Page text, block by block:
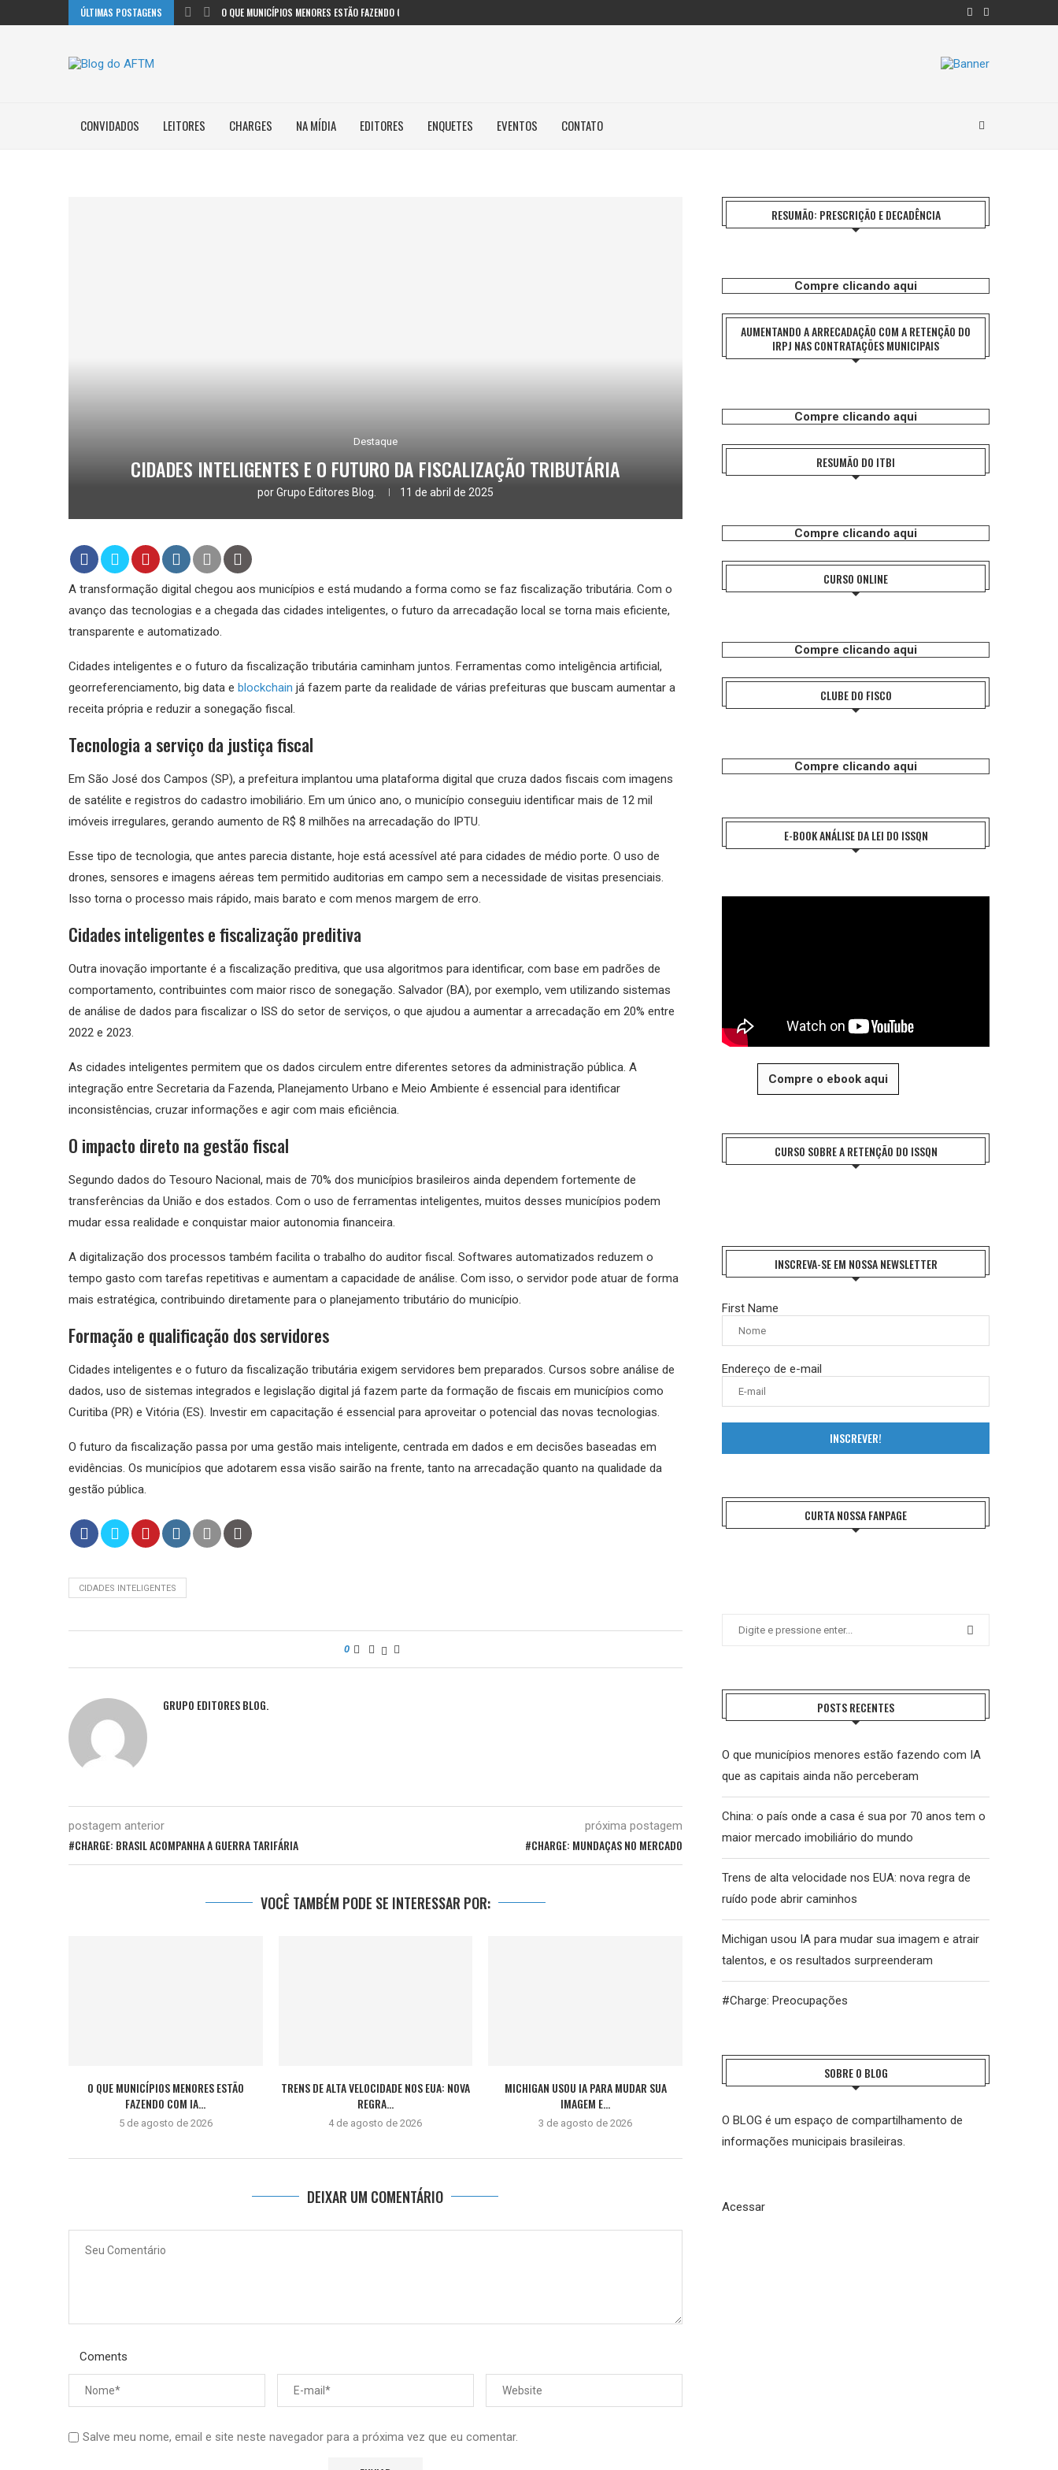
ÚLTIMAS POSTAGENS O QUE MUNICÍPIOS MENORES ESTÃO FAZENDO COM IA...
CONVIDADOS LEITORES CHARGES NA MÍDIA EDITORES ENQUETES EVENTOS CONTATO
Destaque
CIDADES INTELIGENTES E O FUTURO DA FISCALIZAÇÃO TRIBUTÁRIA
porGrupo Editores Blog. 11 de abril de 2025
A transformação digital chegou aos municípios e está mudando a forma como se faz fiscalização tributária. Com o
avanço das tecnologias e a chegada das cidades inteligentes, o futuro da arrecadação local se torna mais eficiente,
transparente e automatizado.
Cidades inteligentes e o futuro da fiscalização tributária caminham juntos. Ferramentas como inteligência artificial,
georreferenciamento, big data e blockchain já fazem parte da realidade de várias prefeituras que buscam aumentar a
receita própria e reduzir a sonegação fiscal.
Tecnologia a serviço da justiça fiscal
Em São José dos Campos (SP), a prefeitura implantou uma plataforma digital que cruza dados fiscais com imagens
de satélite e registros do cadastro imobiliário. Em um único ano, o município conseguiu identificar mais de 12 mil
imóveis irregulares, gerando aumento de R$ 8 milhões na arrecadação do IPTU.
Esse tipo de tecnologia, que antes parecia distante, hoje está acessível até para cidades de médio porte. O uso de
drones, sensores e imagens aéreas tem permitido auditorias em campo sem a necessidade de visitas presenciais.
Isso torna o processo mais rápido, mais barato e com menos margem de erro.
Cidades inteligentes e fiscalização preditiva
Outra inovação importante é a fiscalização preditiva, que usa algoritmos para identificar, com base em padrões de
comportamento, contribuintes com maior risco de sonegação. Salvador (BA), por exemplo, vem utilizando sistemas
de análise de dados para fiscalizar o ISS do setor de serviços, o que ajudou a aumentar a arrecadação em 20% entre
2022 e 2023.
As cidades inteligentes permitem que os dados circulem entre diferentes setores da administração pública. A
integração entre Secretaria da Fazenda, Planejamento Urbano e Meio Ambiente é essencial para identificar
inconsistências, cruzar informações e agir com mais eficiência.
O impacto direto na gestão fiscal
Segundo dados do Tesouro Nacional, mais de 70% dos municípios brasileiros ainda dependem fortemente de
transferências da União e dos estados. Com o uso de ferramentas inteligentes, muitos desses municípios podem
mudar essa realidade e conquistar maior autonomia financeira.
A digitalização dos processos também facilita o trabalho do auditor fiscal. Softwares automatizados reduzem o
tempo gasto com tarefas repetitivas e aumentam a capacidade de análise. Com isso, o servidor pode atuar de forma
mais estratégica, contribuindo diretamente para o planejamento tributário do município.
Formação e qualificação dos servidores
Cidades inteligentes e o futuro da fiscalização tributária exigem servidores bem preparados. Cursos sobre análise de
dados, uso de sistemas integrados e legislação digital já fazem parte da formação de fiscais em municípios como
Curitiba (PR) e Vitória (ES). Investir em capacitação é essencial para aproveitar o potencial das novas tecnologias.
O futuro da fiscalização passa por uma gestão mais inteligente, centrada em dados e em decisões baseadas em
evidências. Os municípios que adotarem essa visão sairão na frente, tanto na arrecadação quanto na qualidade da
gestão pública.
CIDADES INTELIGENTES
0
GRUPO EDITORES BLOG.
postagem anterior
#CHARGE: BRASIL ACOMPANHA A GUERRA TARIFÁRIA
próxima postagem
#CHARGE: MUNDAÇAS NO MERCADO
VOCÊ TAMBÉM PODE SE INTERESSAR POR:
O QUE MUNICÍPIOS MENORES ESTÃO
FAZENDO COM IA...
5 de agosto de 2026
TRENS DE ALTA VELOCIDADE NOS EUA: NOVA
REGRA...
4 de agosto de 2026
MICHIGAN USOU IA PARA MUDAR SUA
IMAGEM E...
3 de agosto de 2026
DEIXAR UM COMENTÁRIO
Coments
Salve meu nome, email e site neste navegador para a próxima vez que eu comentar.
RESUMÃO: PRESCRIÇÃO E DECADÊNCIA
Compre clicando aqui
AUMENTANDO A ARRECADAÇÃO COM A RETENÇÃO DO
IRPJ NAS CONTRATAÇÕES MUNICIPAIS
Compre clicando aqui
RESUMÃO DO ITBI
Compre clicando aqui
CURSO ONLINE
Compre clicando aqui
CLUBE DO FISCO
Compre clicando aqui
E-BOOK ANÁLISE DA LEI DO ISSQN
Compre o ebook aqui
CURSO SOBRE A RETENÇÃO DO ISSQN
INSCREVA-SE EM NOSSA NEWSLETTER
First Name
Endereço de e-mail
INSCREVER!
CURTA NOSSA FANPAGE
POSTS RECENTES
O que municípios menores estão fazendo com IA
que as capitais ainda não perceberam
China: o país onde a casa é sua por 70 anos tem o
maior mercado imobiliário do mundo
Trens de alta velocidade nos EUA: nova regra de
ruído pode abrir caminhos
Michigan usou IA para mudar sua imagem e atrair
talentos, e os resultados surpreenderam
#Charge: Preocupações
SOBRE O BLOG
O BLOG é um espaço de compartilhamento de
informações municipais brasileiras.
Acessar